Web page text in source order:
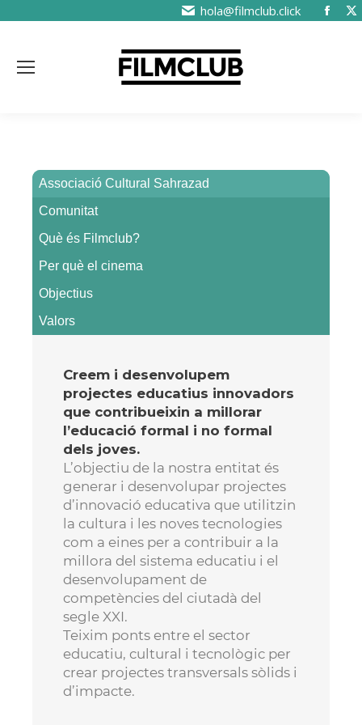
hola@filmclub.click
Associació Cultural Sahrazad
Comunitat
Què és Filmclub?
Per què el cinema
Objectius
Valors
Creem i desenvolupem
projectes educatius innovadors
que contribueixin a millorar
l’educació formal i no formal
dels joves.
L’objectiu de la nostra entitat és
generar i desenvolupar projectes
d’innovació educativa que utilitzin
la cultura i les noves tecnologies
com a eines per a contribuir a la
millora del sistema educatiu i el
desenvolupament de
competències del ciutadà del
segle XXI.
Teixim ponts entre el sector
educatiu, cultural i tecnològic per
crear projectes transversals sòlids i
d’impacte.